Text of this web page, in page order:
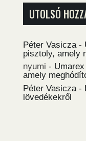
UTOLSÓ
Péter Vasicza -
pisztoly, amely
nyumi -
amely
Péter Vasicza -
lövedékekről